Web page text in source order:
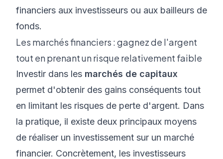
financiers aux investisseurs ou aux bailleurs de
fonds.
Les marchés financiers : gagnez de l'argent
tout en prenant un risque relativement faible
Investir dans les marchés de capitaux
permet d'obtenir des gains conséquents tout
en limitant les risques de perte d'argent. Dans
la pratique, il existe deux principaux moyens
de réaliser un investissement sur un marché
financier. Concrètement, les investisseurs